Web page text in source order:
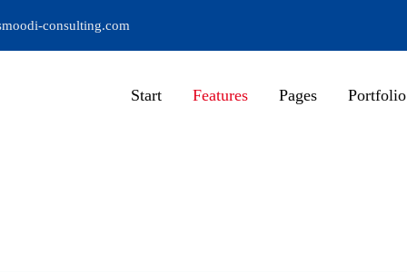
consulting.com
Start Features Pages Portfolio